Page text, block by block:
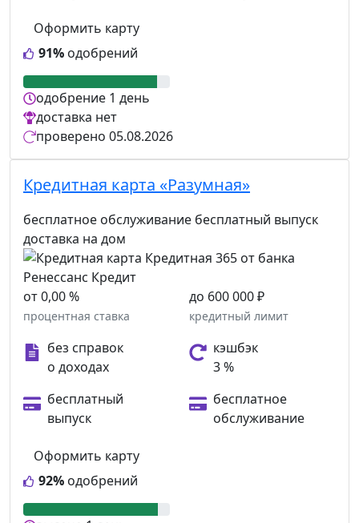
91% одобрений
Оформить карту
одобрение 1 день
доставка нет
проверено 05.08.2026
Кредитная карта «Разумная»
бесплатное обслуживание бесплатный выпуск
доставка на дом
от 0,00 %
процентная ставка
до 600 000 ₽
кредитный лимит
без справок
о доходах
кэшбэк
3 %
бесплатный
выпуск
бесплатное
обслуживание
92% одобрений
Оформить карту